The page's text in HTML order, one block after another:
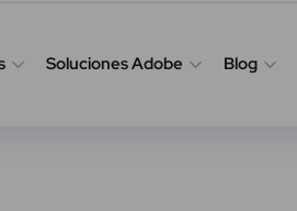
Soluciones Adobe Blog